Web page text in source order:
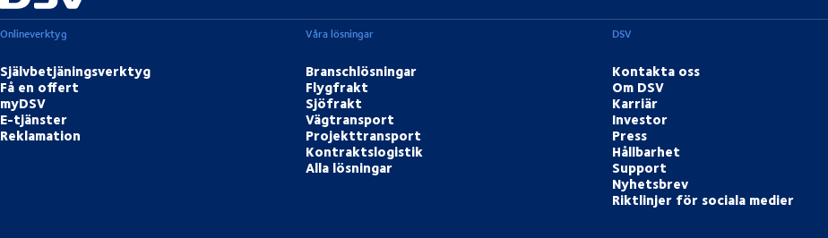
Onlineverktyg
Självbetjäningsverktyg
Få en offert
myDSV
E-tjänster
Reklamation
Våra lösningar
Branschlösningar
Flygfrakt
Sjöfrakt
Vägtransport
Projekttransport
Kontraktslogistik
Alla lösningar
DSV
Kontakta oss
Om DSV
Karriär
Investor
Press
Hållbarhet
Support
Nyhetsbrev
Riktlinjer för sociala medier